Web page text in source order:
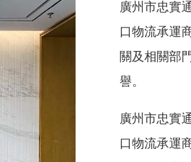
廣州市忠實
口物流承運
關及相關部
譽。
廣州市忠實
口物流承運